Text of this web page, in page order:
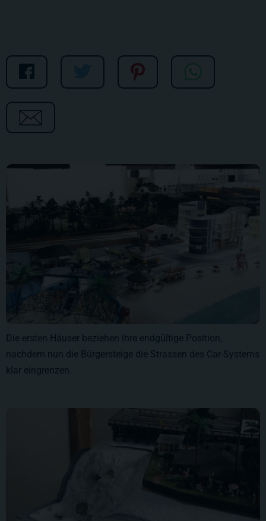
Die ersten Häuser beziehen ihre endgültige Position,
nachdem nun die Bürgersteige die Strassen des Car-Systems
klar eingrenzen.